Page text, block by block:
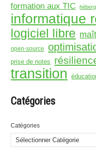
formation aux TIC
informatique
logiciel libre
open-source
prise de notes
transition
Catégories
Catégories